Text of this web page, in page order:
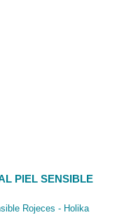
PIEL SENSIBLE
Rojeces - Holika